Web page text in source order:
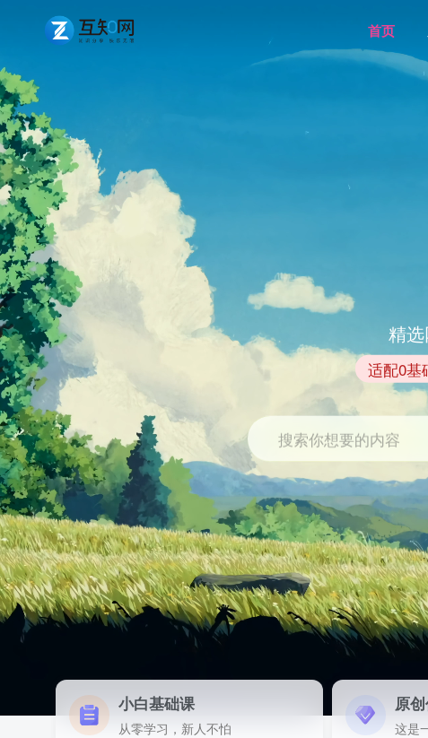
首页
精
适配0基
搜索你想要的内容
小白基础课
从零学习，新人不怕
原
这是